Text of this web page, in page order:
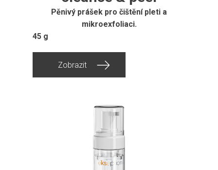
Pěnivý prášek pro čištění pleti a
mikroexfoliaci.
45 g
Zobrazit